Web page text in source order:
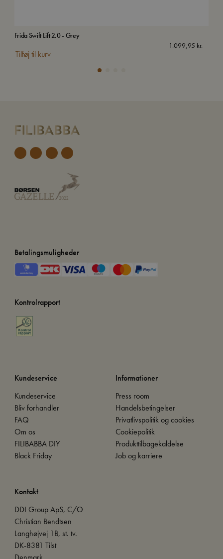
Frida Swift Lift 2.0 - Grey
1.099,95 kr.
Tilføj til kurv
Betalingsmuligheder
Kontrolrapport
Kundeservice
Kundeservice
Bliv forhandler
FAQ
Om os
FILIBABBA DIY
Black Friday
Informationer
Press room
Handelsbetingelser
Privatlivspolitik og cookies
Cookiepolitik
Produkttilbagekaldelse
Job og karriere
Kontakt
DDI Group ApS, C/O
Christian Bendtsen
Langhøjvej 1B, st. tv.
DK-8381 Tilst